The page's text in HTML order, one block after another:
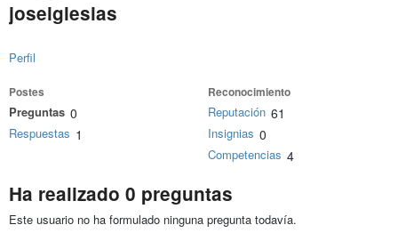
joseiglesias
Perfil
Postes
Preguntas 0
Respuestas 1
Reconocimiento
Reputación 61
Insignias 0
Competencias 4
Ha realizado 0 preguntas
Este usuario no ha formulado ninguna pregunta todavía.